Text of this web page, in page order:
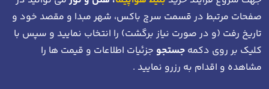
صفحات مرتبط در قسمت سرچ باکس، شهر مبدا و مقصد خود و
تاریخ رفت (و در صورت نیاز برگشت) را انتخاب نمایید و سپس با
کلیک بر روی دکمه جستجو جزئیات اطلاعات و قیمت ها را
مشاهده و اقدام به رزرو نمایید .